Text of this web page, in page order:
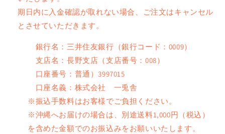
期日内に入金確認が取れない場合、ご注文はキャンセル
とさせていただきます。
銀行名：三井住友銀行（銀行コード：0009）
支店名：長野支店（支店番号：008）
口座番号：普通）3997015
口座名義：株式会社 一兎舎
※振込手数料はお客様でご負担ください。
※沖縄へお届けの場合は、別途送料1,000円（税込）
を含めた金額でのお振込みをお願いいたします。